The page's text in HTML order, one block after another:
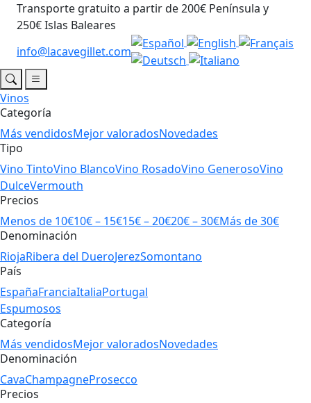
Transporte gratuito a partir de 200€ Península y
250€ Islas Baleares
info@lacavegillet.com
Vinos
Categoría
Más vendidosMejor valoradosNovedades
Tipo
Vino TintoVino BlancoVino RosadoVino GenerosoVino
DulceVermouth
Precios
Menos de 10€10€ – 15€15€ – 20€20€ – 30€Más de 30€
Denominación
RiojaRibera del DueroJerezSomontano
País
EspañaFranciaItaliaPortugal
Espumosos
Categoría
Más vendidosMejor valoradosNovedades
Denominación
CavaChampagneProsecco
Precios